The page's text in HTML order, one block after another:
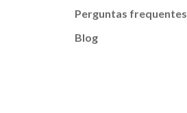
Perguntas frequentes
Blog